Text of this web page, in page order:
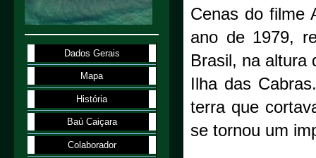
Cenas do filme
ano de 1979,
Brasil, na altura
Ilha das
terra que
se tornou um
Dados Gerais
Mapa
História
Baú Caiçara
Colaborador